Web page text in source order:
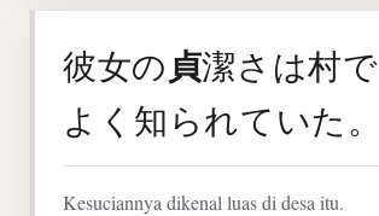
彼女の貞潔さは村で
よく知られていた。
Kesuciannya dikenal luas di desa itu.